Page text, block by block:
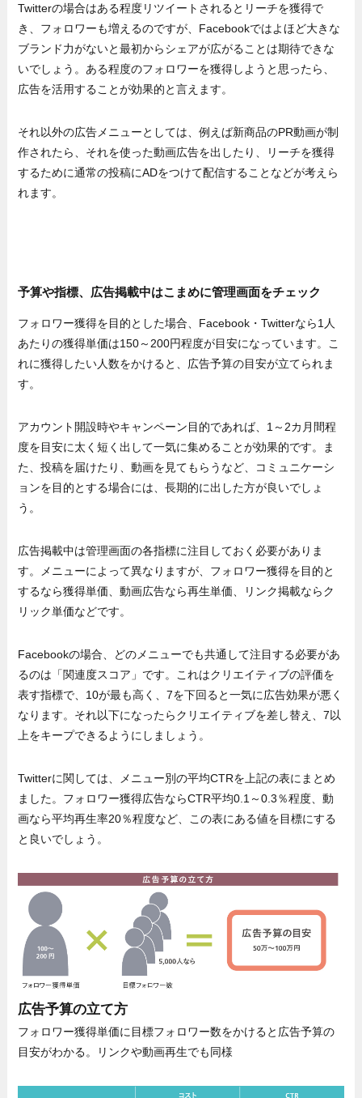
Twitterの場合はある程度リツイートされるとリーチを獲得で
き、フォロワーも増えるのですが、Facebookではよほど大きな
ブランド力がないと最初からシェアが広がることは期待できな
いでしょう。ある程度のフォロワーを獲得しようと思ったら、
広告を活用することが効果的と言えます。
それ以外の広告メニューとしては、例えば新商品のPR動画が制
作されたら、それを使った動画広告を出したり、リーチを獲得
するために通常の投稿にADをつけて配信することなどが考えら
れます。
予算や指標、広告掲載中はこまめに管理画面をチェック
フォロワー獲得を目的とした場合、Facebook・Twitterなら1人
あたりの獲得単価は150～200円程度が目安になっています。こ
れに獲得したい人数をかけると、広告予算の目安が立てられま
す。
アカウント開設時やキャンペーン目的であれば、1～2カ月間程
度を目安に太く短く出して一気に集めることが効果的です。ま
た、投稿を届けたり、動画を見てもらうなど、コミュニケーシ
ョンを目的とする場合には、長期的に出した方が良いでしょ
う。
広告掲載中は管理画面の各指標に注目しておく必要がありま
す。メニューによって異なりますが、フォロワー獲得を目的と
するなら獲得単価、動画広告なら再生単価、リンク掲載ならク
リック単価などです。
Facebookの場合、どのメニューでも共通して注目する必要があ
るのは「関連度スコア」です。これはクリエイティブの評価を
表す指標で、10が最も高く、7を下回ると一気に広告効果が悪く
なります。それ以下になったらクリエイティブを差し替え、7以
上をキープできるようにしましょう。
Twitterに関しては、メニュー別の平均CTRを上記の表にまとめ
ました。フォロワー獲得広告ならCTR平均0.1～0.3％程度、動
画なら平均再生率20％程度など、この表にある値を目標にする
と良いでしょう。
広告予算の立て方
フォロワー獲得単価に目標フォロワー数をかけると広告予算の
目安がわかる。リンクや動画再生でも同様